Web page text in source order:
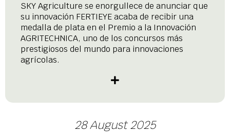
SKY Agriculture se enorgullece de anunciar que
su innovación FERTIEYE acaba de recibir una
medalla de plata en el Premio a la Innovación
AGRITECHNICA, uno de los concursos más
prestigiosos del mundo para innovaciones
agrícolas.
28 August 2025